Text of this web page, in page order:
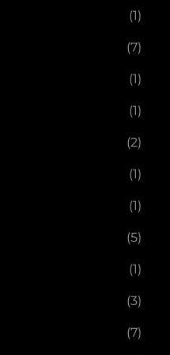
(1)
(7)
(1)
(1)
(2)
(1)
(1)
(5)
(1)
(3)
(7)